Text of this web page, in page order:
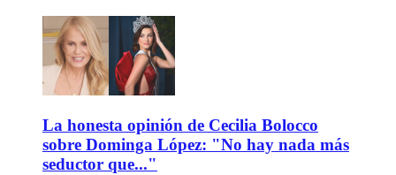
La honesta opinión de Cecilia Bolocco
sobre Dominga López: "No hay nada más
seductor que..."